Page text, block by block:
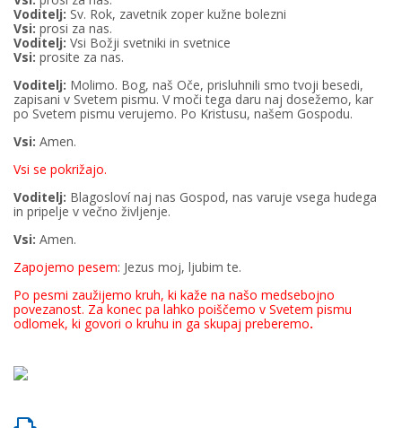
Voditelj: Sv. Rok, zavetnik zoper kužne bolezni
Vsi: prosi za nas.
Voditelj: Vsi Božji svetniki in svetnice
Vsi: prosite za nas.
Voditelj: Molimo. Bog, naš Oče, prisluhnili smo tvoji besedi,
zapisani v Svetem pismu. V moči tega daru naj dosežemo, kar
po Svetem pismu verujemo. Po Kristusu, našem Gospodu.
Vsi: Amen.
Vsi se pokrižajo.
Voditelj: Blagosloví naj nas Gospod, nas varuje vsega hudega
in pripelje v večno življenje.
Vsi: Amen.
Zapojemo pesem: Jezus moj, ljubim te.
Po pesmi zaužijemo kruh, ki kaže na našo medsebojno
povezanost. Za konec pa lahko poiščemo v Svetem pismu
odlomek, ki govori o kruhu in ga skupaj preberemo.